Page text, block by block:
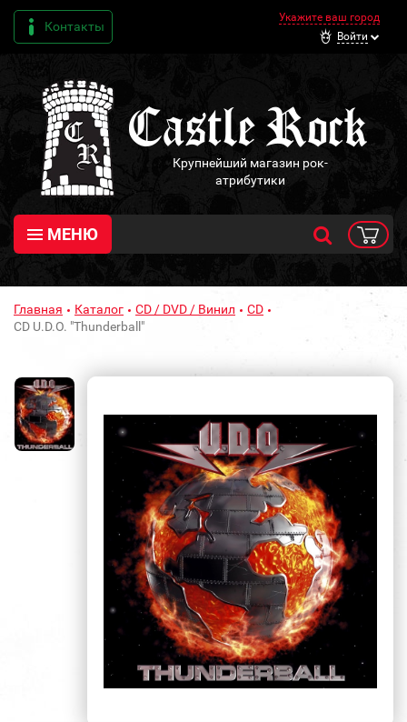
Контакты
Укажите ваш город
Войти
Крупнейший магазин рок-
атрибутики
МЕНЮ
Главная Каталог CD / DVD / Винил
CD
CD U.D.O. "Thunderball"